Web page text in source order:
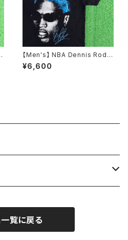
【Men's】 NBA Dennis Rodm
an オフィシャル Tシャツ / ティ
ーシャツ T-Shirt 古着 ロッドマ
¥6,600
覧に戻る